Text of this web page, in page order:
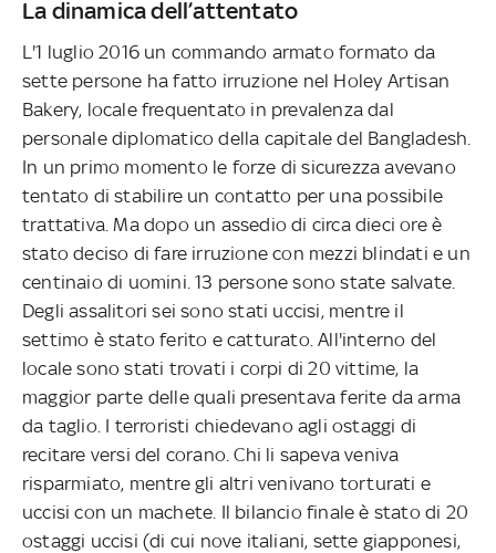
La dinamica dell’attentato
L'1 luglio 2016 un commando armato formato da
sette persone ha fatto irruzione nel Holey Artisan
Bakery, locale frequentato in prevalenza dal
personale diplomatico della capitale del Bangladesh.
In un primo momento le forze di sicurezza avevano
tentato di stabilire un contatto per una possibile
trattativa. Ma dopo un assedio di circa dieci ore è
stato deciso di fare irruzione con mezzi blindati e un
centinaio di uomini. 13 persone sono state salvate.
Degli assalitori sei sono stati uccisi, mentre il
settimo è stato ferito e catturato. All'interno del
locale sono stati trovati i corpi di 20 vittime, la
maggior parte delle quali presentava ferite da arma
da taglio. I terroristi chiedevano agli ostaggi di
recitare versi del corano. Chi li sapeva veniva
risparmiato, mentre gli altri venivano torturati e
uccisi con un machete. Il bilancio finale è stato di 20
ostaggi uccisi (di cui nove italiani, sette giapponesi,